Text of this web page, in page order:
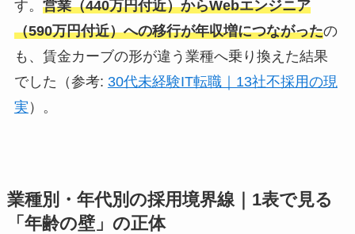
す。 営業（440万円付近）からWebエンジニア
（590万円付近）への移行が年収増につながったの
も、賃金カーブの形が違う業種へ乗り換えた結果
でした（参考: 30代未経験IT転職｜13社不採用の現
実 ）。
業種別・年代別の採用境界線｜1表で見る
「年齢の壁」の正体